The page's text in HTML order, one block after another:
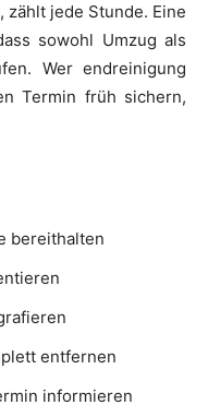
zählt jede Stunde. Eine
sowohl Umzug als
Wer endreinigung
Termin früh sichern,
bereithalten
entfernen
informieren